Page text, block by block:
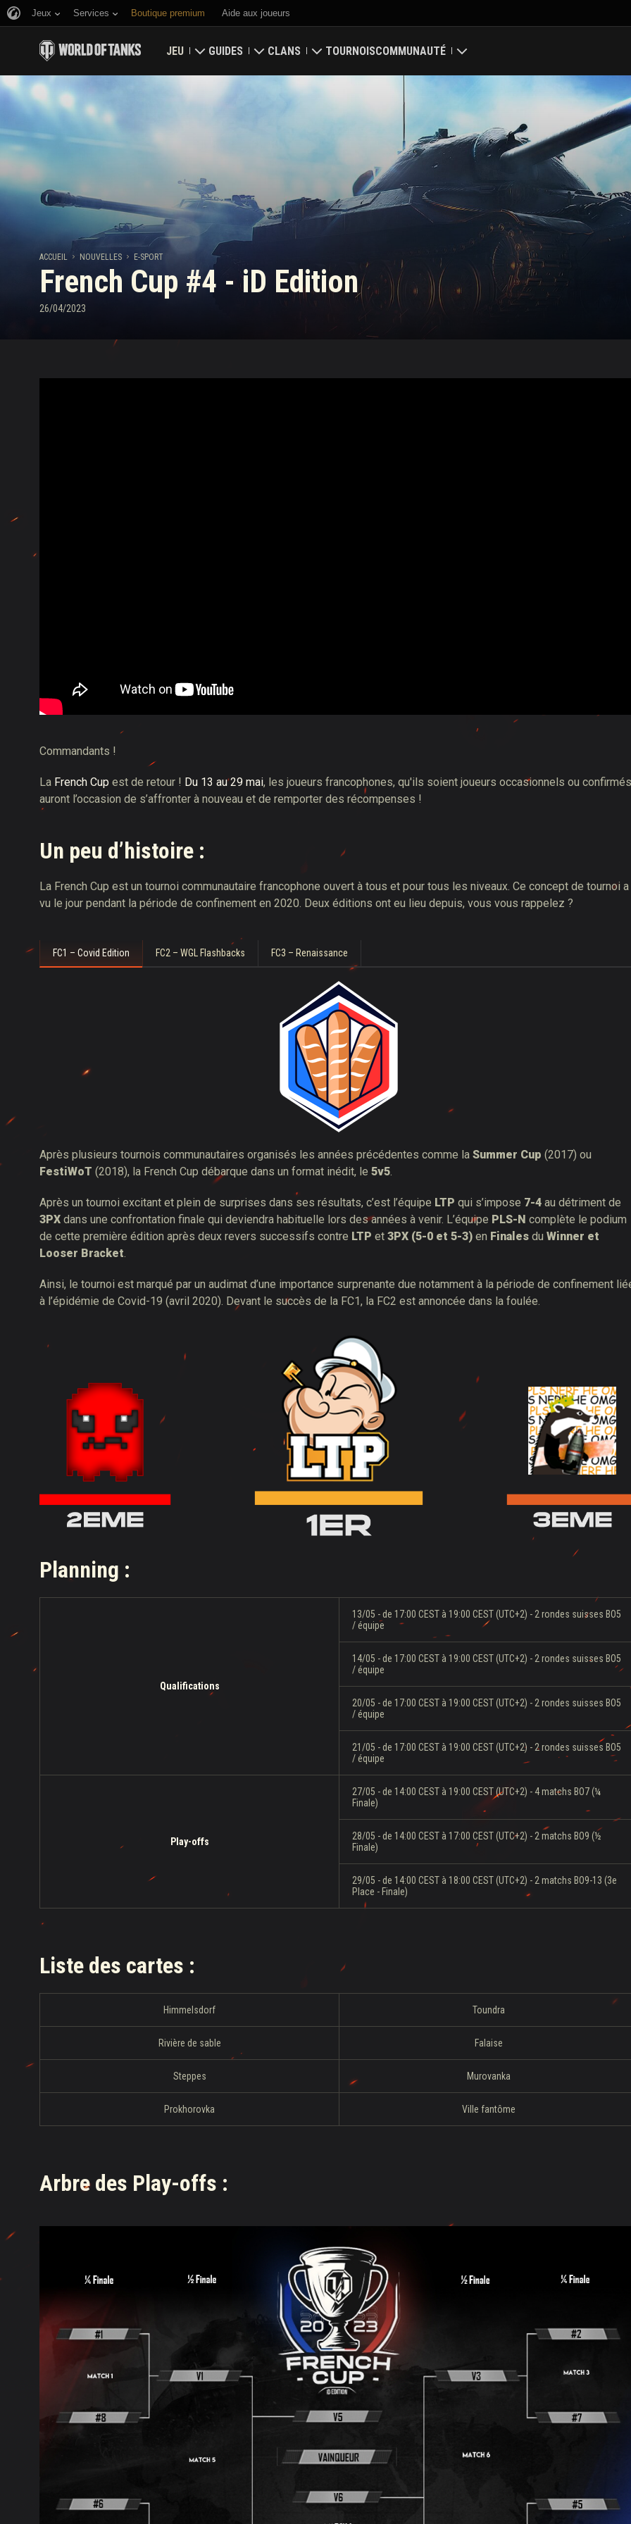
Jeux Services Boutique premium Aide aux joueurs
JEU
Télécharger maintenant
Classements
Mises à jour
Tankopedia
GUIDES
Guide du débutant
Sécurité du compte
Faits d'armes
Politique de fair-play
CLANS
Bastion
Classement des clans
TOURNOISCOMMUNAUTÉ
Chercher des joueurs
Parrainer un ami
Discord
Médias
ACCUEIL NOUVELLES E-SPORT
French Cup #4 - iD Edition
26/04/2023
Commandants !
La French Cup est de retour ! Du 13 au 29 mai, les joueurs francophones, qu'ils soient joueurs occasionnels ou
auront l’occasion de s’affronter à nouveau et de remporter des récompenses !
Un peu d’histoire :
La French Cup est un tournoi communautaire francophone ouvert à tous et pour tous les niveaux. Ce concept de tournoi a
vu le jour pendant la période de confinement en 2020. Deux éditions ont eu lieu depuis, vous vous rappelez ?
FC1 – Covid Edition FC2 – WGL Flashbacks FC3 – Renaissance
Après plusieurs tournois communautaires organisés les années précédentes comme la Summer Cup (2017) ou
FestiWoT (2018), la French Cup débarque dans un format inédit, le 5v5.
Après un tournoi excitant et plein de surprises dans ses résultats, c’est l’équipe LTP qui s’impose 7-4 au détriment de
3PX dans une confrontation finale qui deviendra habituelle lors des années à venir. L’équipe PLS-N complète le podium
de cette première édition après deux revers successifs contre LTP et 3PX (5-0 et 5-3) en Finales du Winner et
Looser Bracket.
Ainsi, le tournoi est marqué par un audimat d’une importance surprenante due notamment à la période de confinement
à l’épidémie de Covid-19 (avril 2020). Devant le succès de la FC1, la FC2 est annoncée dans la foulée.
Planning :
Qualifications
13/05 - de 17:00 CEST à 19:00 CEST (UTC+2) - 2 rondes suisses BO5
/ équipe
14/05 - de 17:00 CEST à 19:00 CEST (UTC+2) - 2 rondes suisses BO5
/ équipe
20/05 - de 17:00 CEST à 19:00 CEST (UTC+2) - 2 rondes suisses BO5
/ équipe
21/05 - de 17:00 CEST à 19:00 CEST (UTC+2) - 2 rondes suisses BO5
/ équipe
Play-offs
27/05 - de 14:00 CEST à 19:00 CEST (UTC+2) - 4 matchs BO7 (¼
Finale)
28/05 - de 14:00 CEST à 17:00 CEST (UTC+2) - 2 matchs BO9 (½
Finale)
29/05 - de 14:00 CEST à 18:00 CEST (UTC+2) - 2 matchs BO9-13 (3e
Place - Finale)
Liste des cartes :
Himmelsdorf Toundra
Rivière de sable Falaise
Steppes Murovanka
Prokhorovka Ville fantôme
Arbre des Play-offs :